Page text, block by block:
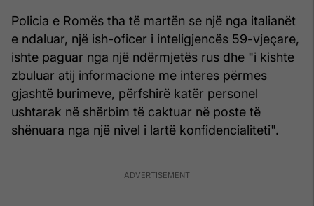
Policia e Romës tha të martën se një nga italianët
e ndaluar, një ish-oficer i inteligjencës 59-vjeçare,
ishte paguar nga një ndërmjetës rus dhe "i kishte
zbuluar atij informacione me interes përmes
gjashtë burimeve, përfshirë katër personel
ushtarak në shërbim të caktuar në poste të
shënuara nga një nivel i lartë konfidencialiteti".